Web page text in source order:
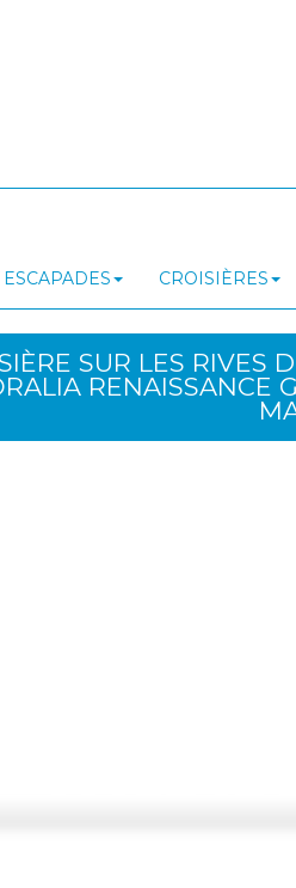
CROISIÈRES
SUR LES RIVES
RENAISSANCE